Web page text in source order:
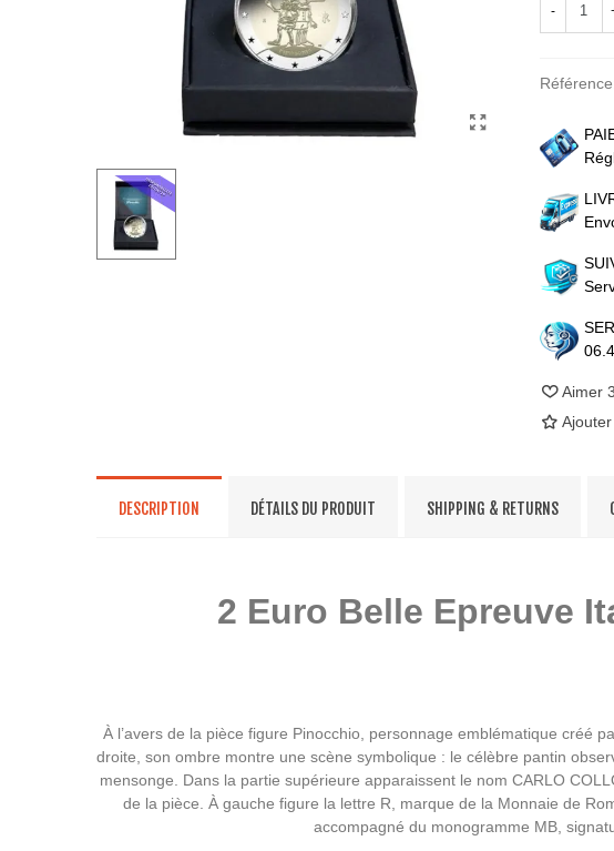
-
Aimer 3
DESCRIPTION DÉTAILS DU PRODUIT SHIPPING & RETURNS
2 Euro Belle Epreuve
À l’avers de la pièce figure Pinocchio, personnage emblématique créé
droite, son ombre montre une scène symbolique : le célèbre pantin
mensonge. Dans la partie supérieure apparaissent le nom CARLO
de la pièce. À gauche figure la lettre R, marque de la Monnaie de
accompagné du monogramme MB,